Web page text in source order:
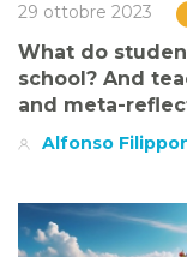
29 ottobre 2023
What do
school? And
and meta-
Alfonso